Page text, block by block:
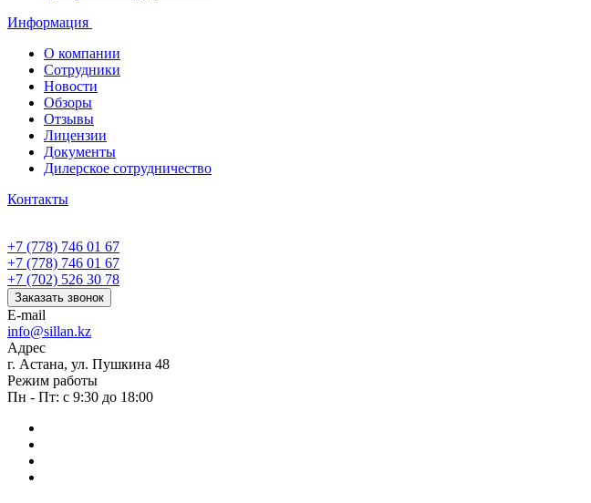
Информация
О компании
Сотрудники
Новости
Обзоры
Отзывы
Лицензии
Документы
Дилерское сотрудничество
Контакты
+7 (778) 746 01 67
+7 (778) 746 01 67
+7 (702) 526 30 78
Заказать звонок
E-mail
info@sillan.kz
Адрес
г. Астана, ул. Пушкина 48
Режим работы
Пн - Пт: с 9:30 до 18:00